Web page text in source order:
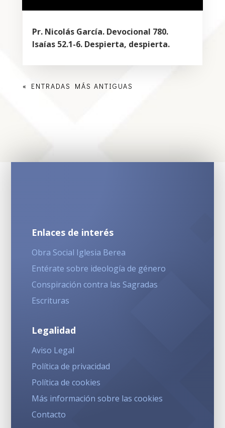
Pr. Nicolás García. Devocional 780.
Isaías 52.1-6. Despierta, despierta.
« ENTRADAS MÁS ANTIGUAS
Enlaces de interés
Obra Social Iglesia Berea
Entérate sobre ideología de género
Conspiración contra las Sagradas
Escrituras
Legalidad
Aviso Legal
Política de privacidad
Política de cookies
Más información sobre las cookies
Contacto